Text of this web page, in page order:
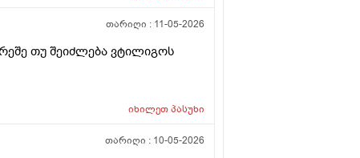
თარიღი : 11-05-2026
თუ შეიძლება ვტილიგოს
იხილეთპასუხი
თარიღი : 10-05-2026